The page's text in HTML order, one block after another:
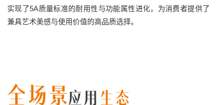
实现了5A质量标准的耐用性与功能属性进化，为消费者提供了
兼具艺术美感与使用价值的高品质选择。